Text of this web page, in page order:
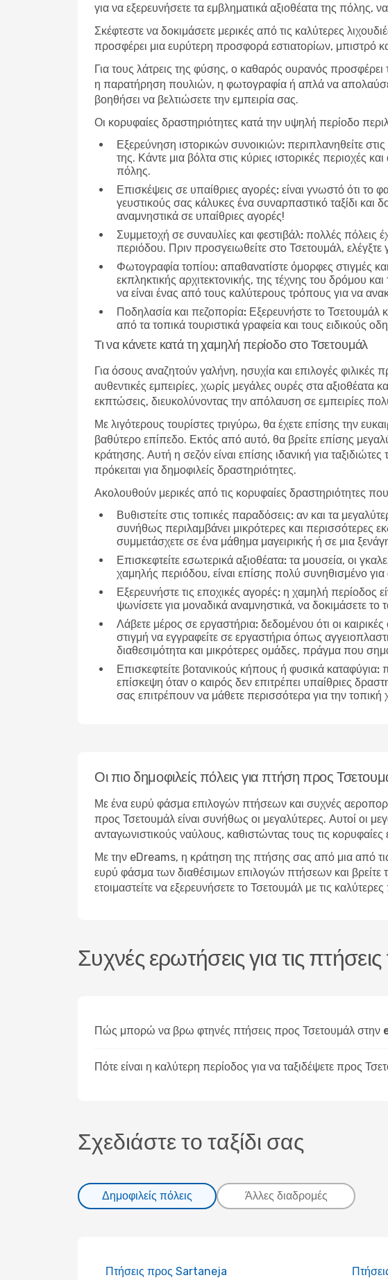
για να εξερευνήσετε τα εμβληματικά αξιοθέατα της πόλης,
Σκέφτεστε να δοκιμάσετε μερικές από τις καλύτερες
προσφέρει μια ευρύτερη προσφορά εστιατορίων, μπιστρό
Για τους λάτρεις της φύσης, ο καθαρός ουρανός προσφέρει
η παρατήρηση πουλιών, η φωτογραφία ή απλά να
βοηθήσει να βελτιώσετε την εμπειρία σας.
Οι κορυφαίες δραστηριότητες κατά την υψηλή περίοδο
Εξερεύνηση ιστορικών συνοικιών: περιπλανηθείτε
της. Κάντε μια βόλτα στις κύριες ιστορικές περιοχές
πόλης.
Επισκέψεις σε υπαίθριες αγορές: είναι γνωστό ότι το
γευστικούς σας κάλυκες ένα συναρπαστικό ταξίδι και
αναμνηστικά σε υπαίθριες αγορές!
Συμμετοχή σε συναυλίες και φεστιβάλ: πολλές πόλεις
περιόδου. Πριν προσγειωθείτε στο Τσετουμάλ,
Φωτογραφία τοπίου: απαθανατίστε όμορφες στιγμές
εκπληκτικής αρχιτεκτονικής, της τέχνης του δρόμου
να είναι ένας από τους καλύτερους τρόπους για να
Ποδηλασία και πεζοπορία: Εξερευνήστε το Τσετουμάλ
από τα τοπικά τουριστικά γραφεία και τους ειδικούς
Τι να κάνετε κατά τη χαμηλή περίοδο στο Τσετουμάλ
Για όσους αναζητούν γαλήνη, ησυχία και επιλογές φιλικές
αυθεντικές εμπειρίες, χωρίς μεγάλες ουρές στα αξιοθέατα
εκπτώσεις, διευκολύνοντας την απόλαυση σε εμπειρίες
Με λιγότερους τουρίστες τριγύρω, θα έχετε επίσης την
βαθύτερο επίπεδο. Εκτός από αυτό, θα βρείτε επίσης
κράτησης. Αυτή η σεζόν είναι επίσης ιδανική για
πρόκειται για δημοφιλείς δραστηριότητες.
Ακολουθούν μερικές από τις κορυφαίες δραστηριότητες
Βυθιστείτε στις τοπικές παραδόσεις: αν και τα
συνήθως περιλαμβάνει μικρότερες και περισσότερες
συμμετάσχετε σε ένα μάθημα μαγειρικής ή σε μια
Επισκεφτείτε εσωτερικά αξιοθέατα: τα μουσεία, οι
χαμηλής περιόδου, είναι επίσης πολύ συνηθισμένο
Εξερευνήστε τις εποχικές αγορές: η χαμηλή περίοδος
ψωνίσετε για μοναδικά αναμνηστικά, να δοκιμάσετε
Λάβετε μέρος σε εργαστήρια: δεδομένου ότι οι
στιγμή να εγγραφείτε σε εργαστήρια όπως
διαθεσιμότητα και μικρότερες ομάδες, πράγμα που
Επισκεφτείτε βοτανικούς κήπους ή φυσικά καταφύγια:
επίσκεψη όταν ο καιρός δεν επιτρέπει υπαίθριες
σας επιτρέπουν να μάθετε περισσότερα για την τοπική
Οι πιο δημοφιλείς πόλεις για πτήση προς
Με ένα ευρύ φάσμα επιλογών πτήσεων και συχνές
προς Τσετουμάλ είναι συνήθως οι μεγαλύτερες. Αυτοί οι
ανταγωνιστικούς ναύλους, καθιστώντας τους τις
Με την eDreams, η κράτηση της πτήσης σας από μια από
ευρύ φάσμα των διαθέσιμων επιλογών πτήσεων και βρείτε
ετοιμαστείτε να εξερευνήσετε το Τσετουμάλ με τις
Συχνές ερωτήσεις για τις
Πώς μπορώ να βρω φτηνές πτήσεις προς Τσετουμάλ στην
Πότε είναι η καλύτερη περίοδος για να ταξιδέψετε προς
Σχεδιάστε το ταξίδι σας
Δημοφιλείς πόλεις Άλλες διαδρομές
Πτήσεις προς Sartaneja